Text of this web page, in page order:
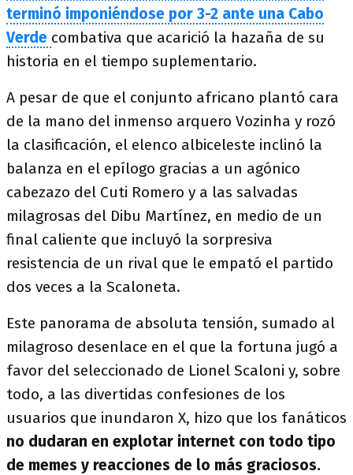
terminó imponiéndose por 3-2 ante una Cabo
Verde combativa que acarició la hazaña de su
historia en el tiempo suplementario.
A pesar de que el conjunto africano plantó cara
de la mano del inmenso arquero Vozinha y rozó
la clasificación, el elenco albiceleste inclinó la
balanza en el epílogo gracias a un agónico
cabezazo del Cuti Romero y a las salvadas
milagrosas del Dibu Martínez, en medio de un
final caliente que incluyó la sorpresiva
resistencia de un rival que le empató el partido
dos veces a la Scaloneta.
Este panorama de absoluta tensión, sumado al
milagroso desenlace en el que la fortuna jugó a
favor del seleccionado de Lionel Scaloni y, sobre
todo, a las divertidas confesiones de los
usuarios que inundaron X, hizo que los fanáticos
no dudaran en explotar internet con todo tipo
de memes y reacciones de lo más graciosos.